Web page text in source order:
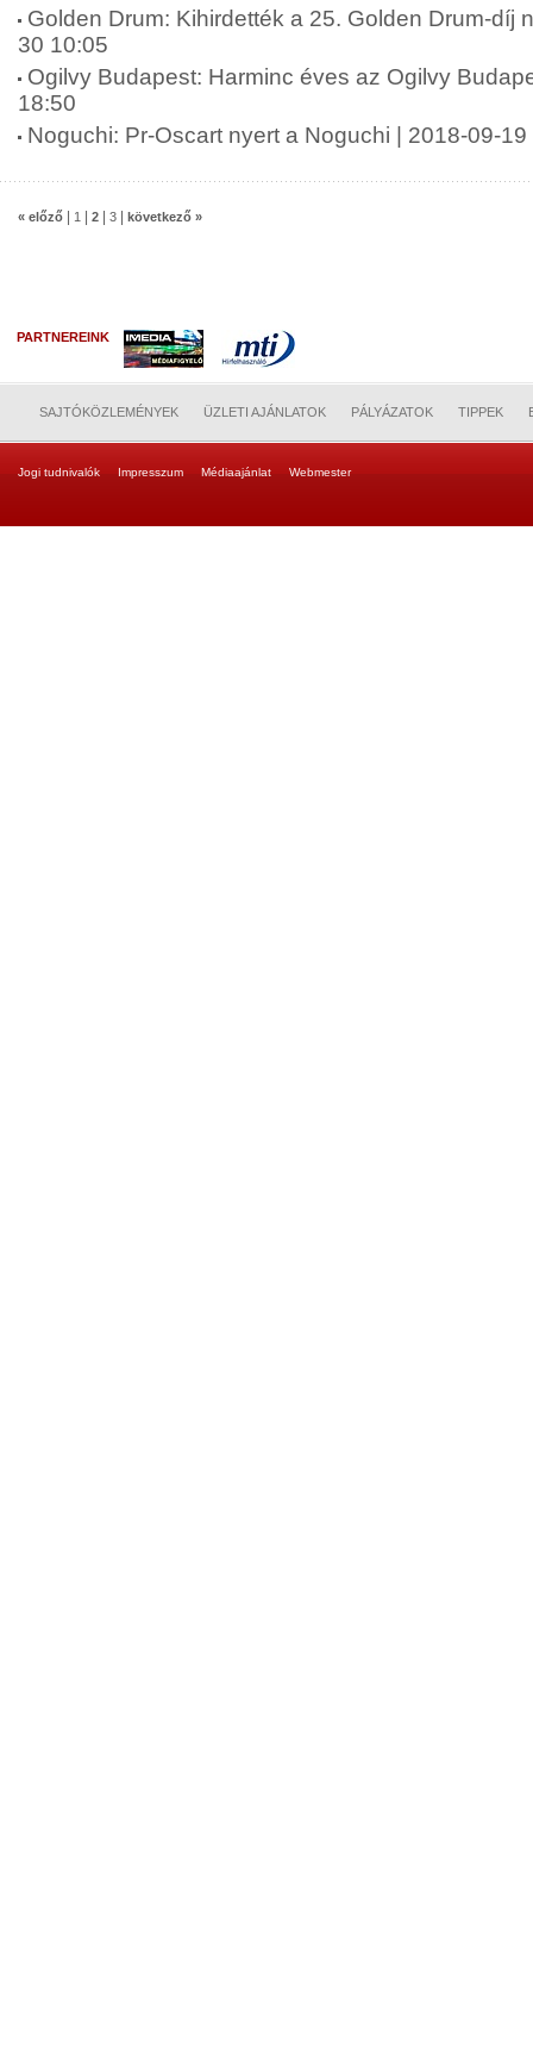
Golden Drum: Kihirdették a 25. Golden Drum-díj
30 10:05
Ogilvy Budapest: Harminc éves az Ogilvy
18:50
Noguchi: Pr-Oscart nyert a Noguchi | 2018-09-19
« előző 1 2 3 következő »
PARTNEREINK
SAJTÓKÖZLEMÉNYEK ÜZLETI AJÁNLATOK PÁLYÁZATOK TIPPEK
Jogi tudnivalók Impresszum Médiaajánlat Webmester